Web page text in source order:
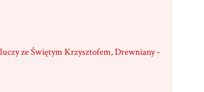
ze Świętym Krzysztofem, Drewniany -